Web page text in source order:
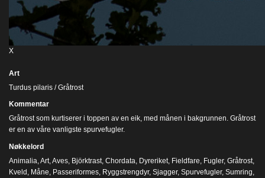
X
Art
Turdus pilaris / Gråtrost
Kommentar
Gråtrost som kurtiserer i toppen av en eik, med månen i bakgrunnen. Gråtrost
er en av våre vanligste spurvefugler.
Nøkkelord
Animalia Art Aves Björktrast Chordata Dyreriket Fieldfare Fugler, Gråtrost
Kveld Måne Passeriformes Ryggstrengdyr, Sjagger, Spurvefugler, Sumring